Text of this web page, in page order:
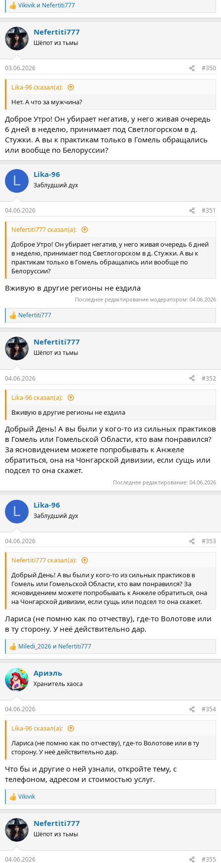
Р
е
к
ц
и
:
Vikivik и Nefertiti777
Nefertiti777
Шёпот из тьмы
03.06.2026 #350
Lika-96 сказал(а):
Нет. А что за мужчина?
Доброе Утро! Он убирает негатив, у него живая очередь
6 дней в неделю, принимает под Светлогорском в д.
Стужки. А вы к практикам только в Гомель обращались
или вообще по Белоруссии?
L Lika-96
Заблудший дух
04.06.2026 #351
Nefertiti777 сказал(а):
Доброе Утро! Он убирает негатив, у него живая очередь 6 дней
в неделю, принимает под Светлогорском в д. Стужки. А вы к
практикам только в Гомель обращались или вообще по
Белоруссии?
Вживую в другие регионы не ездила
Последнее редактирование модератором: 04.06.2026
Р
е
к
ц
и
Nefertiti777
Nefertiti777
Шёпот из тьмы
04.06.2026 #352
Lika-96 сказал(а):
Вживую в другие регионы не ездила
Добрый День! А вы были у кого-то из сильных практиков
в Гомель или Гомельской Области, кто вам понравился?
За ясновидением можете попробывать к Анжеле
обратиться, она на Чонгарской дивизии, если сущь или
подсел то она скажет.
Последнее редактирование: 04.06.2026
L Lika-96
Заблудший дух
04.06.2026 #353
Nefertiti777 сказал(а):
Добрый День! А вы были у кого-то из сильных практиков в
Гомель или Гомельской Области, кто вам понравился? За
ясновидением можете попробывать к Анжеле обратиться, она
на Чонгарской дивизии, если сущь или подсел то она скажет.
Лариса (не помню как по отчеству), где-то Волотове или
в ту сторону. У неё действительно дар.
Р
е
к
ц
и
Miledi_2026 и Nefertiti777
Ариэль
Хранитель хаоса
04.06.2026 #354
Lika-96 сказал(а):
Лариса (не помню как по отчеству), где-то Волотове или в ту
сторону. У неё действительно дар.
Что бы и другие о ней узнали, откройте тему, с
телефоном, адресом и стоимостью услуг.
Р
е
к
ц
и
Vikivik
Nefertiti777
Шёпот из тьмы
04.06.2026 #355